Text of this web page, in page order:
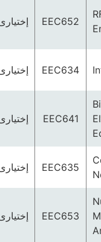
EEC652 إختيارى
EEC634 إختيارى
EEC641 إختيارى
EEC635 إختيارى
EEC653 إختيارى